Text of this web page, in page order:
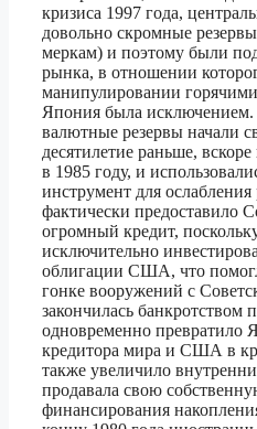
кризиса 1997 года,
довольно скромные
меркам) и поэтому были
рынка, в отношении
манипулировании
Япония была
валютные резервы начали
десятилетие раньше,
в 1985 году, и
инструмент для
фактически предоставило
огромный кредит,
исключительно
облигации США, что
гонке вооружений с
закончилась банкротством
одновременно
кредитора мира и США в
также увеличило
продавала свою
финансирования